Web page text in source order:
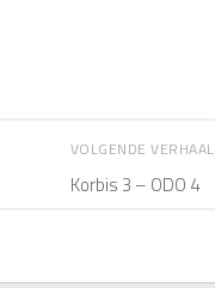
VOLGENDE VERHAAL
Korbis 3 – ODO 4